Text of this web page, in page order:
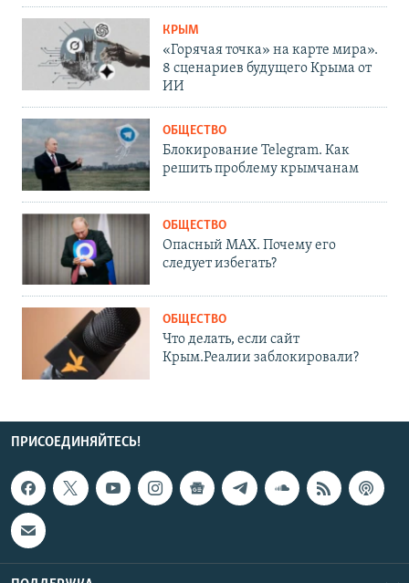
КРЫМ
«Горячая точка» на карте мира».
8 сценариев будущего Крыма от
ИИ
ОБЩЕСТВО
Блокирование Telegram. Как
решить проблему крымчанам
ОБЩЕСТВО
Опасный MAX. Почему его
следует избегать?
ОБЩЕСТВО
Что делать, если сайт
Крым.Реалии заблокировали?
ПРИСОЕДИНЯЙТЕСЬ!